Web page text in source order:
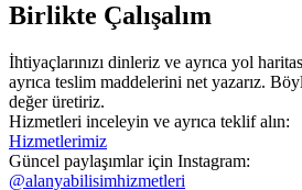
Birlikte Çalışalım
İhtiyaçlarınızı dinleriz ve ayrıca yol
ayrıca teslim maddelerini net yazarız.
değer üretiriz.
Hizmetleri inceleyin ve ayrıca teklif alın:
Hizmetlerimiz
Güncel paylaşımlar için Instagram:
@alanyabilisimhizmetleri